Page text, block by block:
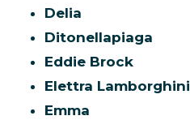
Delia
Ditonellapiaga
Eddie Brock
Elettra Lamborghini
Emma